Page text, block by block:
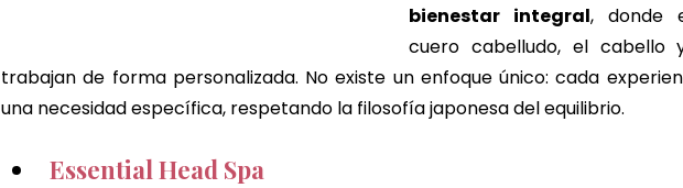
bienestar integral, donde
cuero cabelludo, el
trabajan de forma personalizada. No existe un enfoque único: cada
una necesidad específica, respetando la filosofía japonesa del equilibrio.
Essential Head Spa